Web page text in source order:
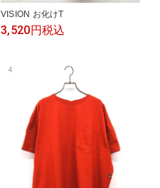
VISION お化けT
3,520円税込
4